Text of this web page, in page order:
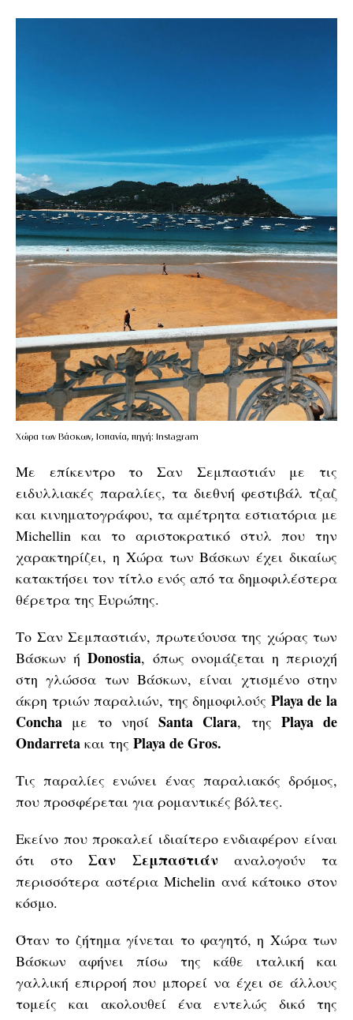
Χώρα των Βάσκων, Ισπανία, πηγή: Instagram
Με επίκεντρο το Σαν Σεμπαστιάν με τις
ειδυλλιακές παραλίες, τα διεθνή φεστιβάλ τζαζ
και κινηματογράφου, τα αμέτρητα εστιατόρια με
Michellin και το αριστοκρατικό στυλ που την
χαρακτηρίζει, η Χώρα των Βάσκων έχει δικαίως
κατακτήσει τον τίτλο ενός από τα δημοφιλέστερα
θέρετρα της Ευρώπης.
Το Σαν Σεμπαστιάν, πρωτεύουσα της χώρας των
Βάσκων ήDonostia, όπως ονομάζεται η περιοχή
στη γλώσσα των Βάσκων, είναι χτισμένο στην
άκρη τριών παραλιών, της δημοφιλούς Playa de la
Concha με το νησί Santa Clara, της Playa de
Ondarreta και της Playa de Gros.
Τις παραλίες ενώνει ένας παραλιακός δρόμος,
που προσφέρεται για ρομαντικές βόλτες.
Εκείνο που προκαλεί ιδιαίτερο ενδιαφέρον είναι
ότι στοΣαν Σεμπαστιάναναλογούν τα
περισσότερα αστέρια Michelin ανά κάτοικο στον
κόσμο.
Όταν το ζήτημα γίνεται το φαγητό, η Χώρα των
Βάσκων αφήνει πίσω της κάθε ιταλική και
γαλλική επιρροή που μπορεί να έχει σε άλλους
τομείς και ακολουθεί ένα εντελώς δικό της